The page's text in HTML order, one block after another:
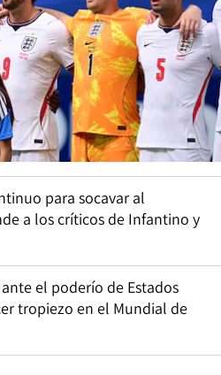
para socavar al
a los críticos de Infantino y
el poderío de Estados
tropiezo en el Mundial de